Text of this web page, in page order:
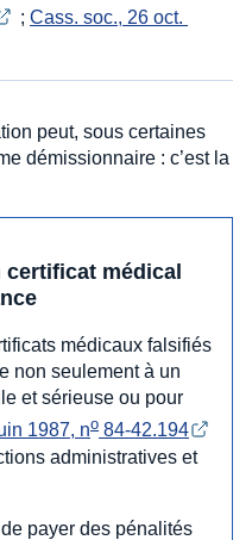
; Cass. soc., 26 oct.
peut, sous certaines
démissionnaire : c’est la
certificat médical
médicaux falsifiés
non seulement à un
et sérieuse ou pour
1987, no 84-42.194
administratives et
payer des pénalités